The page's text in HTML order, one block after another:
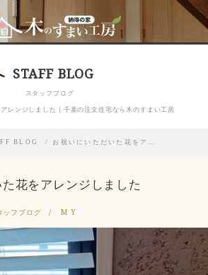
STAFF BLOG
スタッフブログ
レンジしました｜千葉の注文住宅なら木のすまい工房
BLOG お祝いにいただいた花をア…
花をアレンジしました
ッフブログ M Y